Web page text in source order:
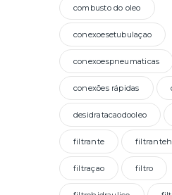
combusto do oleo
conexoesetubulaçao
conexoespneumaticas
conexões rápidas
desidratacaodooleo
filtrante
filtraçao filtro